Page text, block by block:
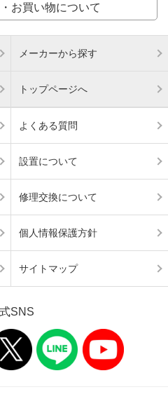
お買い物について
メーカーから探す
トップページへ
よくある質問
設置について
修理交換について
個人情報保護方針
サイトマップ
SNS